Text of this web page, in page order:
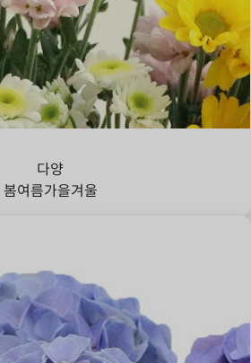
다양
봄여름가을겨울